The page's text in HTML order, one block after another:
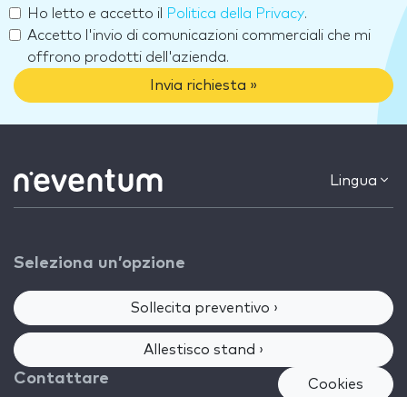
Ho letto e accetto il Politica della Privacy.
Accetto l'invio di comunicazioni commerciali che mi
offrono prodotti dell'azienda.
Invia richiesta »
Lingua
Seleziona un’opzione
Sollecita preventivo ›
Allestisco stand ›
Contattare Cookies